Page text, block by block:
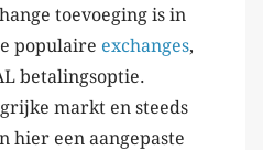
toevoeging is in
populaire exchanges,
betalingsoptie.
markt en steeds
hier een aangepaste